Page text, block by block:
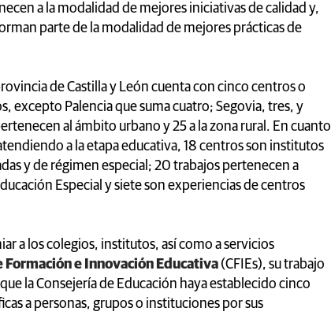
a la modalidad de mejores iniciativas de calidad y,
parte de la modalidad de mejores prácticas de
de Castilla y León cuenta con cinco centros o
excepto Palencia que suma cuatro; Segovia, tres, y
al ámbito urbano y 25 a la zona rural. En cuanto
a la etapa educativa, 18 centros son institutos
y de régimen especial; 20 trabajos pertenecen a
Especial y siete son experiencias de centros
a los colegios, institutos, así como a servicios
Formación e Innovación Educativa (CFIEs), su trabajo
la Consejería de Educación haya establecido cinco
a personas, grupos o instituciones por sus